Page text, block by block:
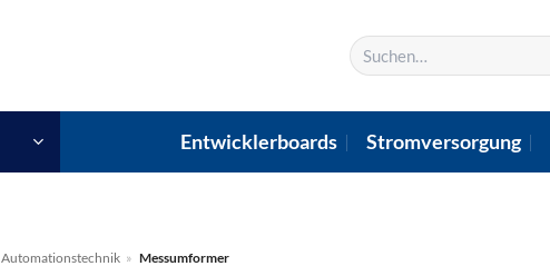
Suchen
nach:
Entwicklerboards Stromversorgung
Automationstechnik » Messumformer